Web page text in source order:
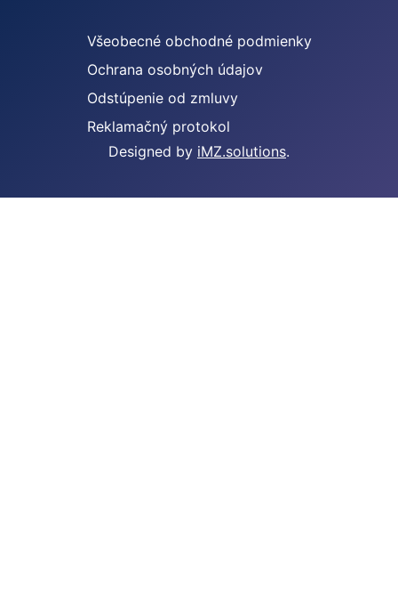
Všeobecné obchodné podmienky
Ochrana osobných údajov
Odstúpenie od zmluvy
Reklamačný protokol
Designed by iMZ.solutions.